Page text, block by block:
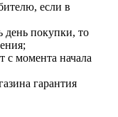
если в
день покупки, то
с момента начала
гарантия